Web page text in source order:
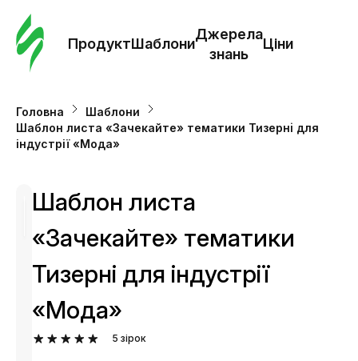
ПродуктШаблони
Джерела
знань
Ціни
Головна
Шаблони
Шаблон листа «Зачекайте» тематики Тизернi для
індустрії «Мода»
Шаблон листа
«Зачекайте» тематики
Тизернi для індустрії
«Мода»
5 зірок